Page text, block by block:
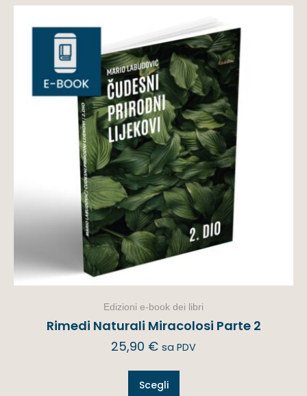
Edizioni e-book dei libri
Rimedi Naturali Miracolosi Parte 2
25,90 € sa PDV
Scegli